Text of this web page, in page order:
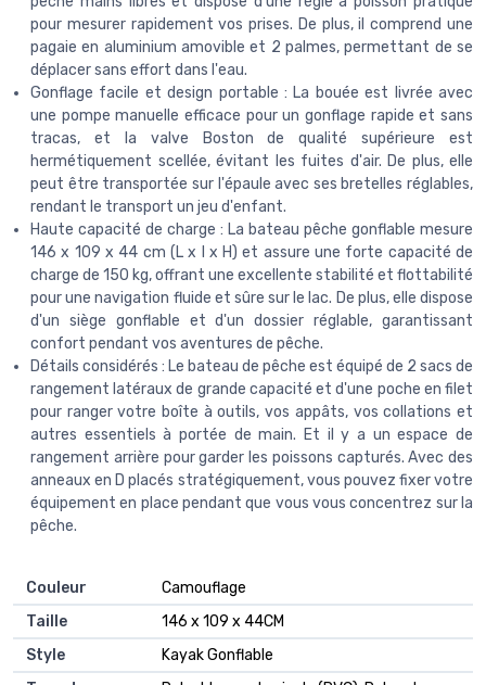
pour mesurer rapidement vos prises. De plus, il comprend une
pagaie en aluminium amovible et 2 palmes, permettant de se
déplacer sans effort dans l'eau.
Gonflage facile et design portable : La bouée est livrée avec
une pompe manuelle efficace pour un gonflage rapide et sans
tracas, et la valve Boston de qualité supérieure est
hermétiquement scellée, évitant les fuites d'air. De plus, elle
peut être transportée sur l'épaule avec ses bretelles réglables,
rendant le transport un jeu d'enfant.
Haute capacité de charge : La bateau pêche gonflable mesure
146 x 109 x 44 cm (L x l x H) et assure une forte capacité de
charge de 150 kg, offrant une excellente stabilité et flottabilité
pour une navigation fluide et sûre sur le lac. De plus, elle dispose
d'un siège gonflable et d'un dossier réglable, garantissant
confort pendant vos aventures de pêche.
Détails considérés : Le bateau de pêche est équipé de 2 sacs de
rangement latéraux de grande capacité et d'une poche en filet
pour ranger votre boîte à outils, vos appâts, vos collations et
autres essentiels à portée de main. Et il y a un espace de
rangement arrière pour garder les poissons capturés. Avec des
anneaux en D placés stratégiquement, vous pouvez fixer votre
équipement en place pendant que vous vous concentrez sur la
pêche.
Couleur
‎Camouflage
Taille
‎146 x 109 x 44CM
Style
‎Kayak Gonflable